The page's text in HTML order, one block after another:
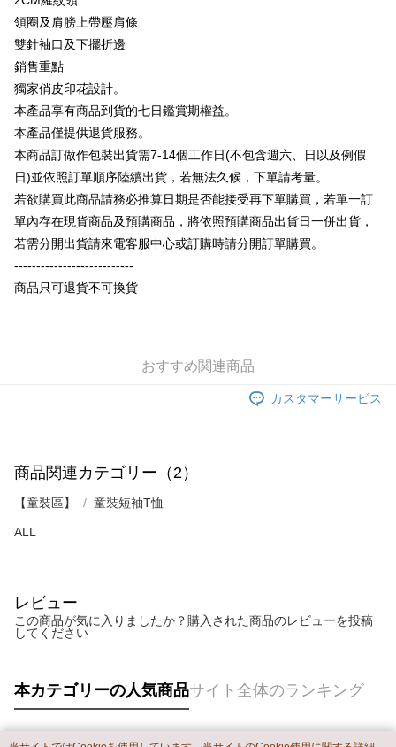
説明
1. 本サービスは台湾大哥大によって提供され、台湾大哥大のユーザーは追
加の申請なしで即時に利用可能です。
2. 支払い方法で「OP Pay Later」を選択すると、注文が成立した後に自動
的に OP Pay Later の取引プロセスに移行し、携帯番号を確認後、分割払
いの回数や支払い期限を選択し、支払いを確認すると取引が完了します。
3. 実際の承認額、分割回数および費用については、後続の取引確認ページ
4. 注文成立後30分以内に確認取引を行わない場合や審査が通過しない場
合、注文は自動的にキャンセルされます。「転専審査」に未通過の状況が
発生した場合は、システムの評価基準に達していないことを意味し、評価
内容についての説明はいたしかねます。
1. 分割払いの金額は電信請求書に統合されず、「OP Pay Later」は毎月の
締め日後に支払いリマインダーのSMSを送信します。
って提供され、ユーザーが取引時に本サービスを通じて商品やサービスを
情報（名前、電話または住所を含む）を台湾大哥大に提供し、収集、処理
および利用するために、当社があなた本人と分割請求書に必要な情報の確
認、照合および修正を行います。
3. 完全なユーザーサービス規約については、以下のリンクを参照してくだ
さい：
AFTEE代金後払い
説明
一、 AFTEE代金後払いについて
1.お支払い方法でAFTEE代金後払いを選択すると、携帯電話認証ウィンド
ウが表示されます。
2.SMSで認証してお支払い手続を進めてください。
3.注文するときのお支払いは不要です。商品はご指定の住所に配送されま
4.ご注文が完了すると、携帯に支払い通知のSMSが届きます。アプリ会員
の場合は、AFTEE アプリプッシュ通知が届きます。
5.商品受け取り時のお支払いは不要です。商品を確かめてから、SMSまた
はアプリの通知に従って、4大コンビニ、またはATM/オンラインバンキン
グでお支払いください。
代金納付期限は最短で 14 日以内ですので、ご注意ください。AFTEE アプ
リをダウンロードして AFTEE 会員になるとお支払い期限を最長 45 日以内
とに計算されます。AFTEEで注文すると、商品を受け取るまで支払い期限
を延長できますが、商品を期限内に受け取れない場合があります（例：予
約商品や商品到着日が比較的遅い商品）。そのため、商品到着の有無に関
わらず、AFTEEで指定された期限内にお支払いください。
き、限度額が設定されます。
3.現在、台湾の会員のみご利用いただけます。
三、利用規約「AFTEE代金後払い」（以下当サービスという）はネットプ
限らない）は、AFTEEに渡され当サービスで必要な範囲内で利用されま
す。AFTEEの個人情報の収集、処理、利用について、詳細はAFTEE公式ホ
ームページの『個人情報の収集、処理及び利用に関する声明』をご参照く
ります。支払い期限を過ぎた場合、その金額に基づいて年利20%の遅延滞
納金が加算されます。未成年の利用者は、事前に法定代理人または後見人
の同意を得ればAFTEEをご利用いただけます。
配送方法
全家付款取貨
配送毎にNT$65、NT$899以上で送料無料
付款後全家取貨
配送毎にNT$60、NT$899以上で送料無料
7-11付款取貨
配送毎にNT$60、NT$899以上で送料無料
領圈及肩膀上帶壓肩條
雙針袖口及下擺折邊
銷售重點
獨家俏皮印花設計。
本產品享有商品到貨的七日鑑賞期權益。
本產品僅提供退貨服務。
本商品訂做作包裝出貨需7-14個工作日(不包含週六、日以及例假
日)並依照訂單順序陸續出貨，若無法久候，下單請考量。
若欲購買此商品請務必推算日期是否能接受再下單購買，若單一訂
單內存在現貨商品及預購商品，將依照預購商品出貨日一併出貨，
若需分開出貨請來電客服中心或訂購時請分開訂單購買。
---------------------------
商品只可退貨不可換貨
おすすめ関連商品
カスタマーサービス
商品関連カテゴリー（2）
【童裝區】 童裝短袖T恤
ALL
レビュー
この商品が気に入りましたか？購入された商品のレビューを投稿
してください
本カテゴリーの人気商品サイト全体のランキング